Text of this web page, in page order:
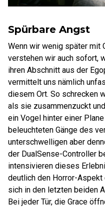
Spürbare Angst
Wenn wir wenig später mit
verstehen wir auch sofort,
ihren Abschnitt aus der
vermittelt uns nämlich
diesem Ort. So schrecken
als sie zusammenzuckt
ein Vogel hinter einer
beleuchteten Gänge des
unterschwelligen aber
der DualSense-Controller
intensivieren dieses
deutlich den Horror-
sich in den letzten beiden
Bei jeder Tür, die Grace